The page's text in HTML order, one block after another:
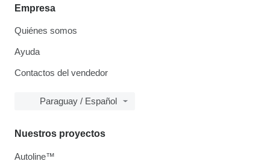
Empresa
Quiénes somos
Ayuda
Contactos del vendedor
Paraguay / Español
Nuestros proyectos
Autoline™